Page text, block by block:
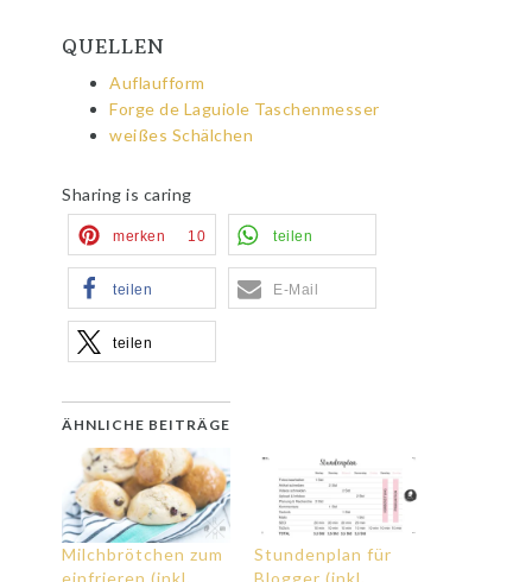
QUELLEN
Auflaufform
Forge de Laguiole Taschenmesser
weißes Schälchen
Sharing is caring
merken 10 teilen
teilen E-Mail
teilen
ÄHNLICHE BEITRÄGE
Milchbrötchen zum
Stundenplan für